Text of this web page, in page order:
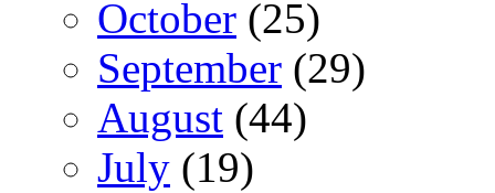
October (25)
September (29)
August (44)
July (19)